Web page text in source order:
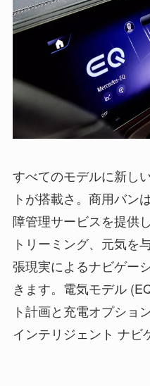
すべてのモデルに新し
トが搭載さ。商用バン
障管理サービスを提供
トリーミング、元気を
張現実によるナビゲー
きます。電気モデル
ト計画と充電オプショ
インテリジェント ナビ